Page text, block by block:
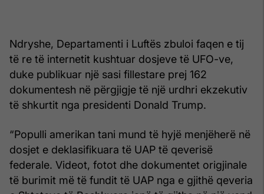
Ndryshe, Departamenti i Luftës zbuloi faqen e tij
të re të internetit kushtuar dosjeve të UFO-ve,
duke publikuar një sasi fillestare prej 162
dokumentesh në përgjigje të një urdhri ekzekutiv
të shkurtit nga presidenti Donald Trump.
“Populli amerikan tani mund të hyjë menjëherë në
dosjet e deklasifikuara të UAP të qeverisë
federale. Videot, fotot dhe dokumentet origjinale
të burimit më të fundit të UAP nga e gjithë qeveria